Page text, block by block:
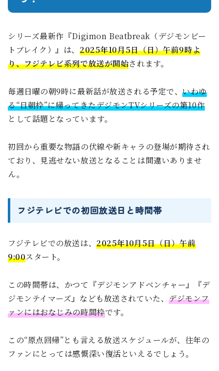
シリーズ最新作『Digimon Beatbreak（デジモンビー
トブレイク）』は、2025年10月5日（日）午前9時よ
り、フジテレビ系列で放送が開始されます。
毎週日曜の朝9時に最新話が放送される予定で、いわゆ
る“日朝枠”に帰ってきたデジモンTVシリーズの第10作
として話題となっています。
初回から重要な物語の伏線や新キャラの登場が期待され
ており、見逃せない放送となることは間違いありませ
ん。
フジテレビでの初回放送日と時間帯
フジテレビでの放送は、2025年10月5日（日）午前
9:00スタート。
この時間帯は、かつて『デジモンアドベンチャー』『デ
ジモンテイマーズ』なども放送されていた、デジモンフ
ァンにはおなじみの時間枠です。
この“原点回帰”とも言える放送スケジュールが、往年の
ファンにとっては感慨深い復活といえるでしょう。